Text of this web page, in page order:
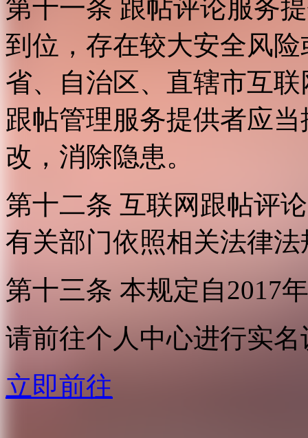
第十一条 跟帖评论服务
到位，存在较大安全风
省、自治区、直辖市互
跟帖管理服务提供者应
改，消除隐患。
第十二条 互联网跟帖评
有关部门依照相关法律
第十三条 本规定自2017
请前往个人中心进行实名
立即前往